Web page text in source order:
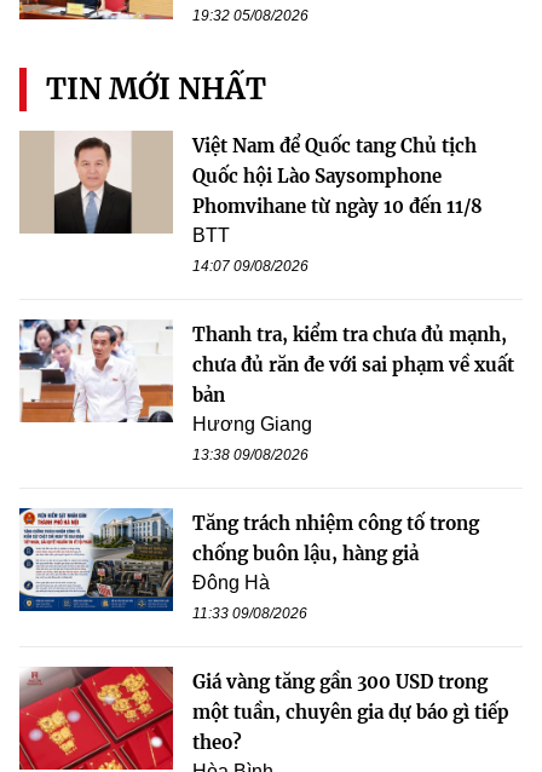
19:32 05/08/2026
TIN MỚI NHẤT
Việt Nam để Quốc tang Chủ tịch
Quốc hội Lào Saysomphone
Phomvihane từ ngày 10 đến 11/8
BTT
14:07 09/08/2026
Thanh tra, kiểm tra chưa đủ mạnh,
chưa đủ răn đe với sai phạm về xuất
bản
Hương Giang
13:38 09/08/2026
Tăng trách nhiệm công tố trong
chống buôn lậu, hàng giả
Đông Hà
11:33 09/08/2026
Giá vàng tăng gần 300 USD trong
một tuần, chuyên gia dự báo gì tiếp
theo?